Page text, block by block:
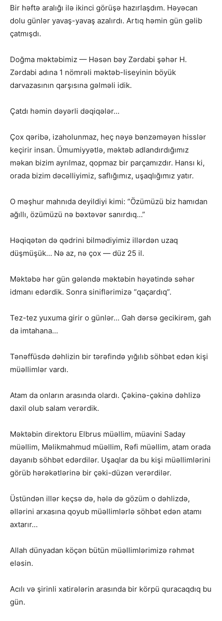
Bir həftə aralığı ilə ikinci görüşə hazırlaşdım. Həyəcan
dolu günlər yavaş-yavaş azalırdı. Artıq həmin gün gəlib
çatmışdı.
Doğma məktəbimiz — Həsən bəy Zərdabi şəhər H.
Zərdabi adına 1 nömrəli məktəb-liseyinin böyük
darvazasının qarşısına gəlməli idik.
Çatdı həmin dəyərli dəqiqələr…
Çox qəribə, izaholunmaz, heç nəyə bənzəməyən hisslər
keçirir insan. Ümumiyyətlə, məktəb adlandırdığımız
məkan bizim ayrılmaz, qopmaz bir parçamızdır. Hansı ki,
orada bizim dəcəlliyimiz, saflığımız, uşaqlığımız yatır.
O məşhur mahnıda deyildiyi kimi: “Özümüzü biz hamıdan
ağıllı, özümüzü nə bəxtəvər sanırdıq…”
Həqiqətən də qədrini bilmədiyimiz illərdən uzaq
düşmüşük… Nə az, nə çox — düz 25 il.
Məktəbə hər gün gələndə məktəbin həyətində səhər
idmanı edərdik. Sonra siniflərimizə “qaçardıq”.
Tez-tez yuxuma girir o günlər… Gah dərsə gecikirəm, gah
da imtahana…
Tənəffüsdə dəhlizin bir tərəfində yığılıb söhbət edən kişi
müəllimlər vardı.
Atam da onların arasında olardı. Çəkinə-çəkinə dəhlizə
daxil olub salam verərdik.
Məktəbin direktoru Elbrus müəllim, müavini Saday
müəllim, Məlikmahmud müəllim, Rəfi müəllim, atam orada
dayanıb söhbət edərdilər. Uşaqlar da bu kişi müəllimlərini
görüb hərəkətlərinə bir çəki-düzən verərdilər.
Üstündən illər keçsə də, hələ də gözüm o dəhlizdə,
əllərini arxasına qoyub müəllimlərlə söhbət edən atamı
axtarır…
Allah dünyadan köçən bütün müəllimlərimizə rəhmət
eləsin.
Acılı və şirinli xatirələrin arasında bir körpü quracaqdıq bu
gün.